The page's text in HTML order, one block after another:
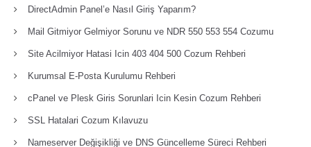
DirectAdmin Panel’e Nasıl Giriş Yaparım?
Mail Gitmiyor Gelmiyor Sorunu ve NDR 550 553 554 Cozumu
Site Acilmiyor Hatasi Icin 403 404 500 Cozum Rehberi
Kurumsal E-Posta Kurulumu Rehberi
cPanel ve Plesk Giris Sorunlari Icin Kesin Cozum Rehberi
SSL Hatalari Cozum Kılavuzu
Nameserver Değişikliği ve DNS Güncelleme Süreci Rehberi